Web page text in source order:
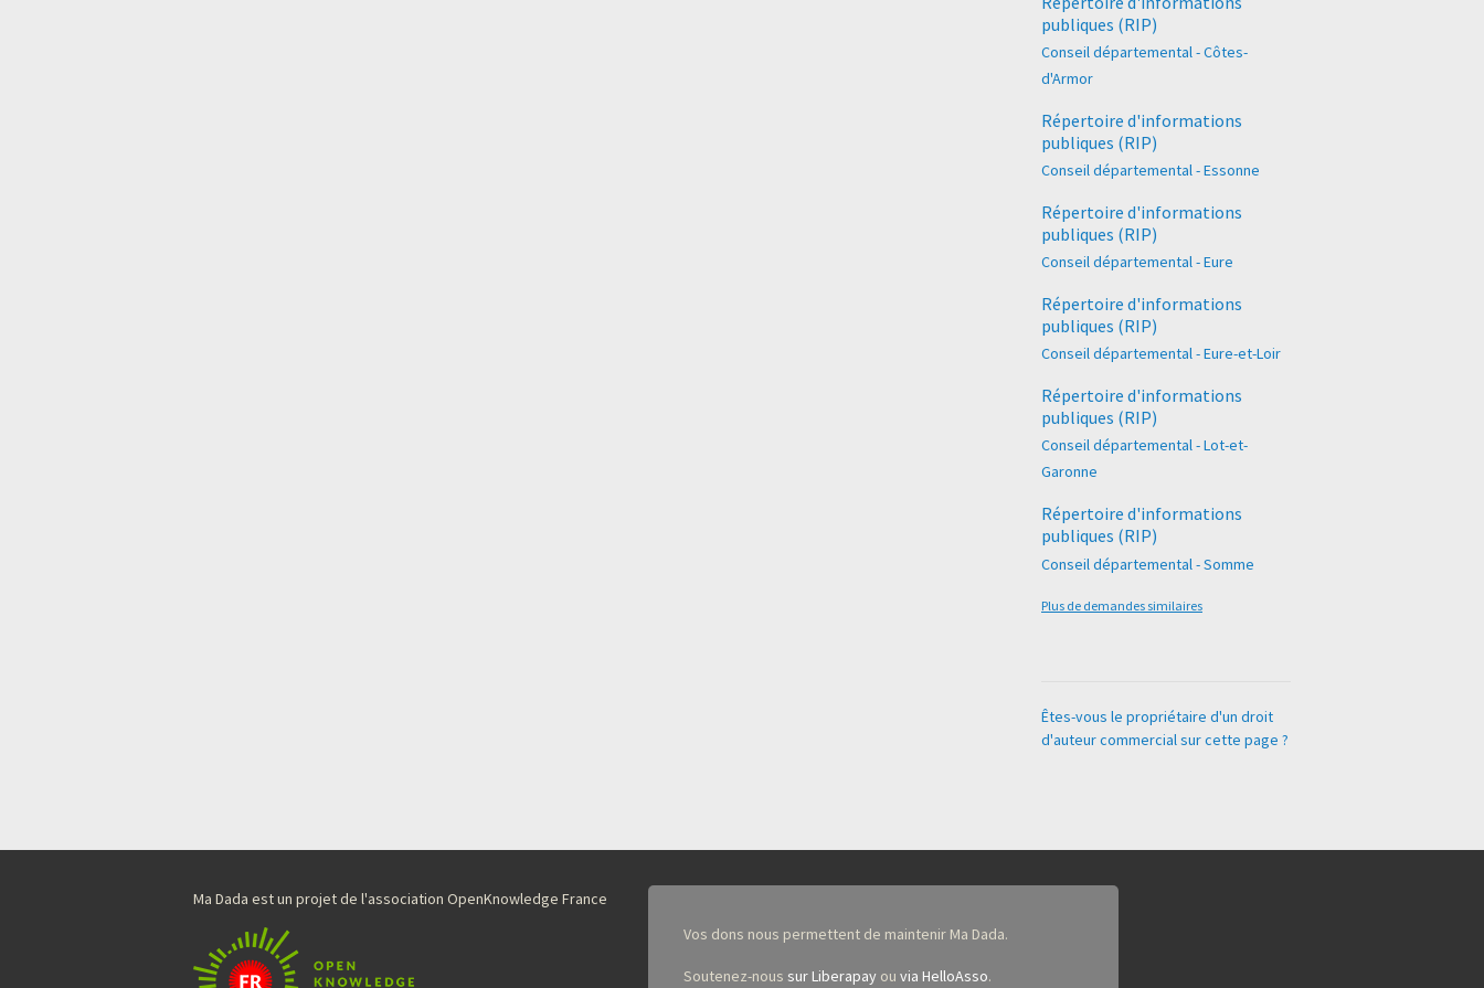
publiques (RIP)
Conseil départemental - Côtes-
d'Armor
Répertoire d'informations
publiques (RIP)
Conseil départemental - Essonne
Répertoire d'informations
publiques (RIP)
Conseil départemental - Eure
Répertoire d'informations
publiques (RIP)
Conseil départemental - Eure-et-Loir
Répertoire d'informations
publiques (RIP)
Conseil départemental - Lot-et-
Garonne
Répertoire d'informations
publiques (RIP)
Conseil départemental - Somme
Plus de demandes similaires
Êtes-vous le propriétaire d'un droit
d'auteur commercial sur cette page ?
Ma Dada est un projet de l'association OpenKnowledge France
Vos dons nous permettent de maintenir Ma Dada.
Soutenez-nous sur Liberapayou via HelloAsso.